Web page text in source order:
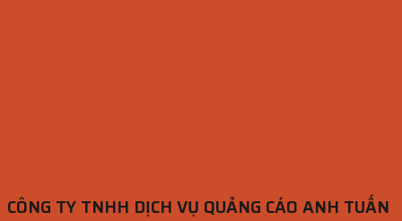
CÔNG TY TNHH DỊCH VỤ QUẢNG CÁO ANH TUẤN